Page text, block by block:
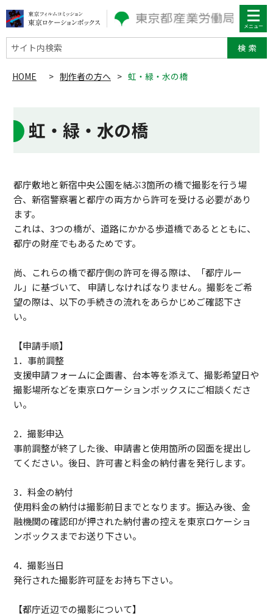
サイト内検索
HOME > 制作者の方へ > 虹・緑・水の橋
虹・緑・水の橋
都庁敷地と新宿中央公園を結ぶ3箇所の橋で撮影を行う場
合、新宿警察署と都庁の両方から許可を受ける必要があり
ます。
これは、3つの橋が、道路にかかる歩道橋であるとともに、
都庁の財産でもあるためです。
尚、これらの橋で都庁側の許可を得る際は、「都庁ルー
ル」に基づいて、 申請しなければなりません。撮影をご希
望の際は、以下の手続きの流れをあらかじめご確認下さ
い。
【申請手順】
1．事前調整
支援申請フォームに企画書、台本等を添えて、撮影希望日や
撮影場所などを東京ロケーションボックスにご相談くださ
い。
2．撮影申込
事前調整が終了した後、申請書と使用箇所の図面を提出し
てください。後日、許可書と料金の納付書を発行します。
3．料金の納付
使用料金の納付は撮影前日までとなります。振込み後、金
融機関の確認印が押された納付書の控えを東京ロケーショ
ンボックスまでお送り下さい。
4．撮影当日
発行された撮影許可証をお持ち下さい。
【都庁近辺での撮影について】